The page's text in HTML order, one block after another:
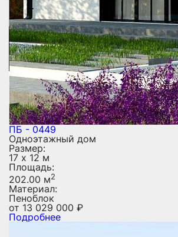
ПБ - 0449
Одноэтажный дом
Размер:
17 х 12 м
Площадь:
202.00 м2
Материал:
Пеноблок
от 13 029 000 ₽
Подробнее